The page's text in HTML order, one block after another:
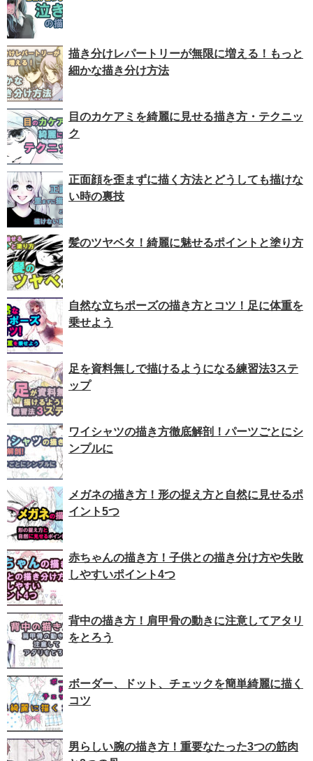
描き分けレパートリーが無限に増える！もっと
細かな描き分け方法
目のカケアミを綺麗に見せる描き方・テクニッ
ク
正面顔を歪まずに描く方法とどうしても描けな
い時の裏技
髪のツヤベタ！綺麗に魅せるポイントと塗り方
自然な立ちポーズの描き方とコツ！足に体重を
乗せよう
足を資料無しで描けるようになる練習法3ステ
ップ
ワイシャツの描き方徹底解剖！パーツごとにシ
ンプルに
メガネの描き方！形の捉え方と自然に見せるポ
イント5つ
赤ちゃんの描き方！子供との描き分け方や失敗
しやすいポイント4つ
背中の描き方！肩甲骨の動きに注意してアタリ
をとろう
ボーダー、ドット、チェックを簡単綺麗に描く
コツ
男らしい腕の描き方！重要なたった3つの筋肉